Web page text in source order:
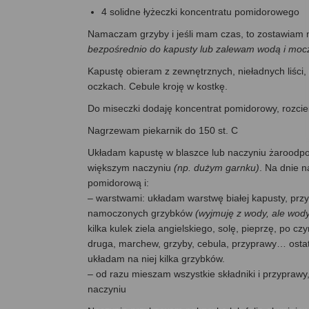
4 solidne łyżeczki koncentratu pomidorowego
Namaczam grzyby i jeśli mam czas, to
bezpośrednio do kapusty lub zalewam wodą i
Kapustę obieram z zewnętrznych, nieładnych
oczkach. Cebule kroję w kostkę.
Do miseczki dodaję koncentrat pomidorowy,
Nagrzewam piekarnik do 150 st. C
Układam kapustę w blaszce lub naczyniu
większym naczyniu (np. dużym garnku) . Na dnie
pomidorową i:
– warstwami: układam warstwę białej kapusty,
namoczonych grzybków (wyjmuję z wody, ale
kilka kulek ziela angielskiego, solę, pieprzę, po
druga, marchew, grzyby, cebula, przyprawy…
układam na niej kilka grzybków.
– od razu mieszam wszystkie składniki i
naczyniu